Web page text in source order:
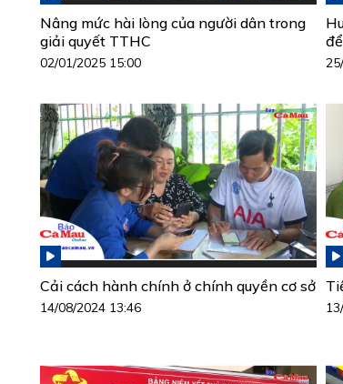
Nâng mức hài lòng của người dân trong
giải quyết TTHC
02/01/2025 15:00
Cải cách hành chính ở chính quyền cơ sở
14/08/2024 13:46